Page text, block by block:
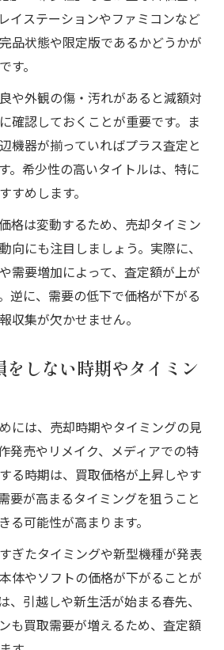
イステーションやファミコンなど
品状態や限定版であるかどうかが
す。
や外観の傷・汚れがあると減額対
確認しておくことが重要です。ま
機器が揃っていればプラス査定と
。希少性の高いタイトルは、特に
すめします。
格は変動するため、売却タイミン
向にも注目しましょう。実際に、
需要増加によって、査定額が上が
逆に、需要の低下で価格が下がる
収集が欠かせません。
をしない時期やタイミン
には、売却時期やタイミングの見
発売やリメイク、メディアでの特
る時期は、買取価格が上昇しやす
要が高まるタイミングを狙うこと
る可能性が高まります。
ぎたタイミングや新型機種が発表
体やソフトの価格が下がることが
、引越しや新生活が始まる春先、
も買取需要が増えるため、査定額